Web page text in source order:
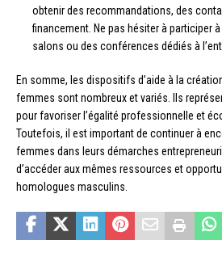
obtenir des recommandations, des
financement. Ne pas hésiter à participer
salons ou des conférences dédiés à
En somme, les dispositifs d’aide à la
femmes sont nombreux et variés. Ils
pour favoriser l’égalité professionnelle et
Toutefois, il est important de continuer à
femmes dans leurs démarches
d’accéder aux mêmes ressources et
homologues masculins.